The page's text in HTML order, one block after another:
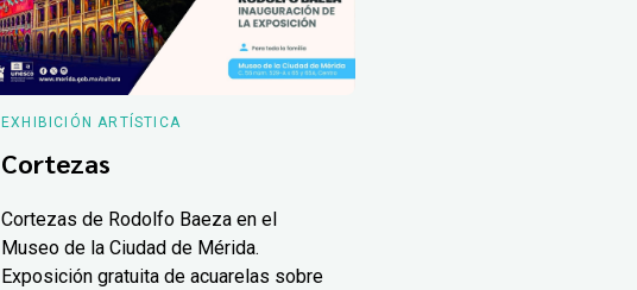
EXHIBICIÓN ARTÍSTICA
Cortezas
Cortezas de Rodolfo Baeza en el
Museo de la Ciudad de Mérida.
Exposición gratuita de acuarelas sobre